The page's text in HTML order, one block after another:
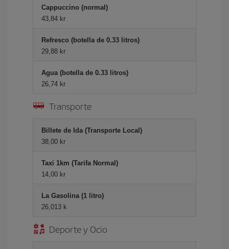
Cappuccino (normal)
43,84 kr
Refresco (botella de 0.33 litros)
29,88 kr
Agua (botella de 0.33 litros)
26,74 kr
Transporte
Billete de Ida (Transporte Local)
38,00 kr
Taxi 1km (Tarifa Normal)
14,00 kr
La Gasolina (1 litro)
26,013 k
Deporte y Ocio